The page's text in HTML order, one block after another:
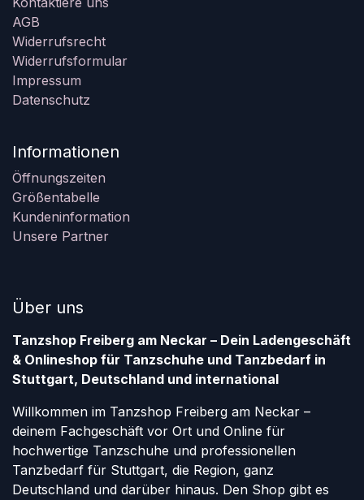
AGB
Widerrufsrecht
Widerrufsformular
Impressum
Datenschutz
Informationen
Öffnungszeiten
Größentabelle
Kundeninformation
Unsere Partner
Über uns
Tanzshop Freiberg am Neckar – Dein Ladengeschäft
& Onlineshop für Tanzschuhe und Tanzbedarf in
Stuttgart, Deutschland und international
Willkommen im Tanzshop Freiberg am Neckar –
deinem Fachgeschäft vor Ort und Online für
hochwertige Tanzschuhe und professionellen
Tanzbedarf für Stuttgart, die Region, ganz
Deutschland und darüber hinaus. Den Shop gibt es